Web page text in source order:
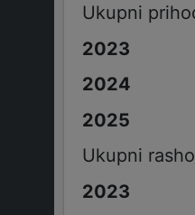
Ukupni
Ukupni